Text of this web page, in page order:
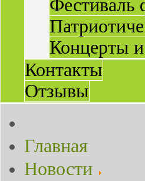
Концерты
Контакты
Отзывы
Главная
Новости